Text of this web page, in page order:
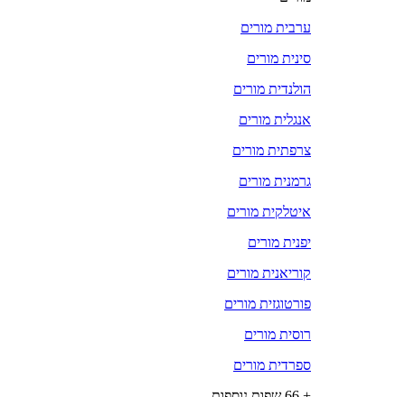
ערבית מורים
סינית מורים
הולנדית מורים
אנגלית מורים
צרפתית מורים
גרמנית מורים
איטלקית מורים
יפנית מורים
קוריאנית מורים
פורטוגזית מורים
רוסית מורים
ספרדית מורים